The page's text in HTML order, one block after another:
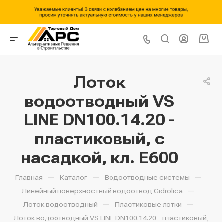
Лоток
водоотводный VS
LINE DN100.14.20 -
пластиковый, с
насадкой, кл. Е600
Главная — Каталог — Водоотводные системы —
Линейный поверхностный водоотвод Gidrolica —
Лоток водоотводный — Пластиковые лотки —
Лоток водоотводный VS LINE DN100.14.20 - пластиковый,